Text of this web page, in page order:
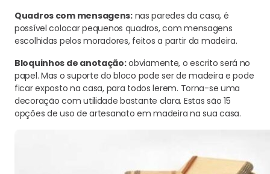
Quadros com mensagens:nas paredes da casa, é
possível colocar pequenos quadros, com mensagens
escolhidas pelos moradores, feitos a partir da madeira.
Bloquinhos de anotação:obviamente, o escrito será no
papel. Mas o suporte do bloco pode ser de madeira e pode
ficar exposto na casa, para todos lerem. Torna-se uma
decoração com utilidade bastante clara. Estas são 15
opções de uso de artesanato em madeira na sua casa.